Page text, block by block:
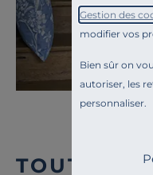
Gestion des
modifier vos
Bien sûr on
autoriser, les
personnaliser.
TOUTE